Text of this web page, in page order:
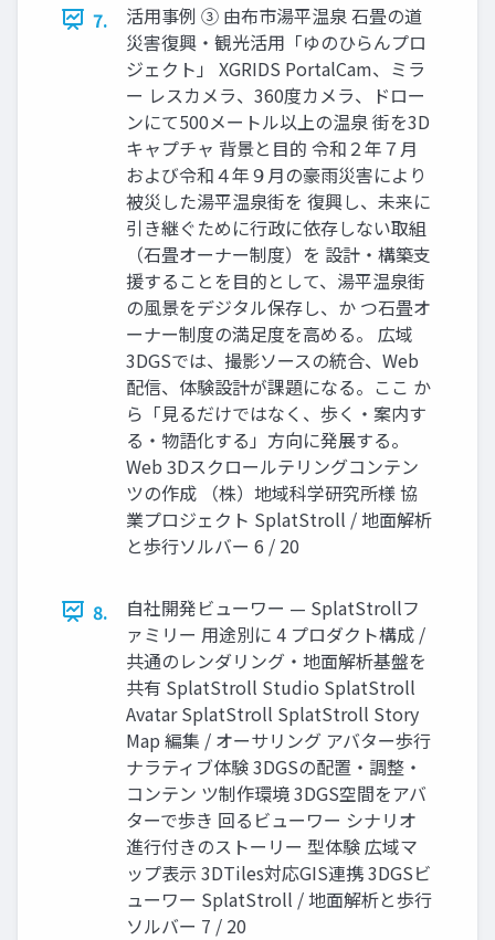
7.
活用事例 ③ 由布市湯平温泉 石畳の道
災害復興・観光活用「ゆのひらんプロ
ジェクト」 XGRIDS PortalCam、ミラ
ー レスカメラ、360度カメラ、ドロー
ンにて500メートル以上の温泉 街を3D
キャプチャ 背景と目的 令和２年７月
および令和４年９月の豪雨災害により
被災した湯平温泉街を 復興し、未来に
引き継ぐために行政に依存しない取組
（石畳オーナー制度）を 設計・構築支
援することを目的として、湯平温泉街
の風景をデジタル保存し、か つ石畳オ
ーナー制度の満足度を高める。 広域
3DGSでは、撮影ソースの統合、Web
配信、体験設計が課題になる。ここ か
ら「見るだけではなく、歩く・案内す
る・物語化する」方向に発展する。
Web 3Dスクロールテリングコンテン
ツの作成 （株）地域科学研究所様 協
業プロジェクト SplatStroll / 地面解析
と歩行ソルバー 6 / 20
8.
自社開発ビューワー — SplatStrollフ
ァミリー 用途別に 4 プロダクト構成 /
共通のレンダリング・地面解析基盤を
共有 SplatStroll Studio SplatStroll
Avatar SplatStroll SplatStroll Story
Map 編集 / オーサリング アバター歩行
ナラティブ体験 3DGSの配置・調整・
コンテン ツ制作環境 3DGS空間をアバ
ターで歩き 回るビューワー シナリオ
進行付きのストーリー 型体験 広域マ
ップ表示 3DTiles対応GIS連携 3DGSビ
ューワー SplatStroll / 地面解析と歩行
ソルバー 7 / 20